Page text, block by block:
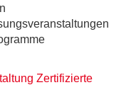
Zertifizierte